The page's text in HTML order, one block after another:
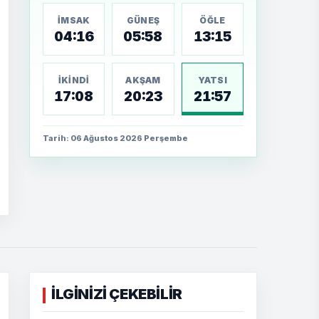
İMSAK
04:16
GÜNEŞ
05:58
ÖĞLE
13:15
İKINDI
17:08
AKŞAM
20:23
YATSI
21:57
Tarih: 06 Ağustos 2026 Perşembe
İLGİNİZİ ÇEKEBİLİR